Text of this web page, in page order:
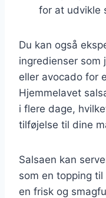
for at udvikle
Du kan også
ingredienser som
eller avocado for
Hjemmelavet
i flere dage,
tilføjelse til dine
Salsaen kan
som en topping
en frisk og